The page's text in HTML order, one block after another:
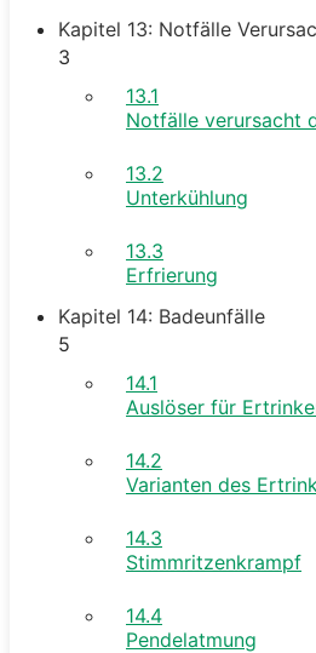
Kapitel 13: Notfälle
3
13.1
Notfälle verursacht
13.2
Unterkühlung
13.3
Erfrierung
Kapitel 14: Badeunfälle
5
14.1
Auslöser für
14.2
Varianten des
14.3
Stimmritzenkrampf
14.4
Pendelatmung